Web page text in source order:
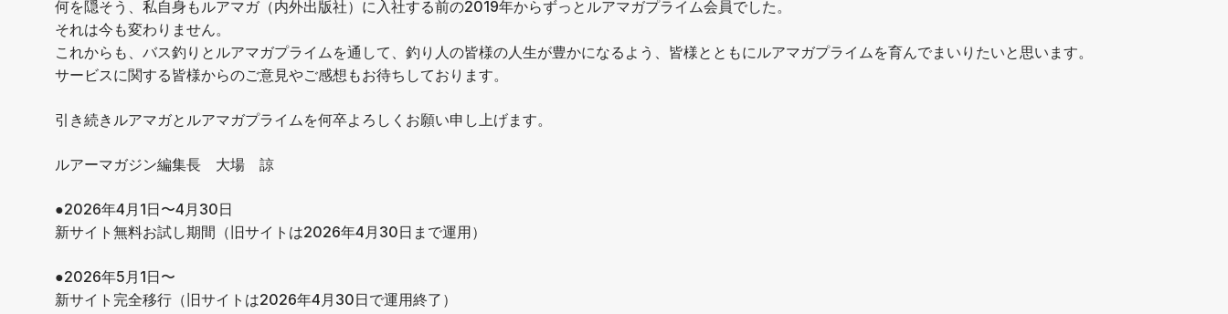
何を隠そう、私自身もルアマガ（内外出版社）に入社する前の2019年からずっとルアマガプライム会員でした。
それは今も変わりません。
これからも、バス釣りとルアマガプライムを通して、釣り人の皆様の人生が豊かになるよう、皆様とともにルアマガプライムを育んでまいりたいと思います。
サービスに関する皆様からのご意見やご感想もお待ちしております。
引き続きルアマガとルアマガプライムを何卒よろしくお願い申し上げます。
ルアーマガジン編集長 大場 諒
●2026年4月1日〜4月30日
新サイト無料お試し期間（旧サイトは2026年4月30日まで運用）
●2026年5月1日〜
新サイト完全移行（旧サイトは2026年4月30日で運用終了）